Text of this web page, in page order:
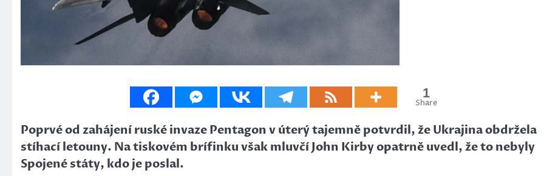
1
Share
Poprvé od zahájení ruské invaze Pentagon v úterý tajemně potvrdil, že Ukrajina obdržela
stíhací letouny. Na tiskovém brífinku však mluvčí John Kirby opatrně uvedl, že to nebyly
Spojené státy, kdo je poslal.